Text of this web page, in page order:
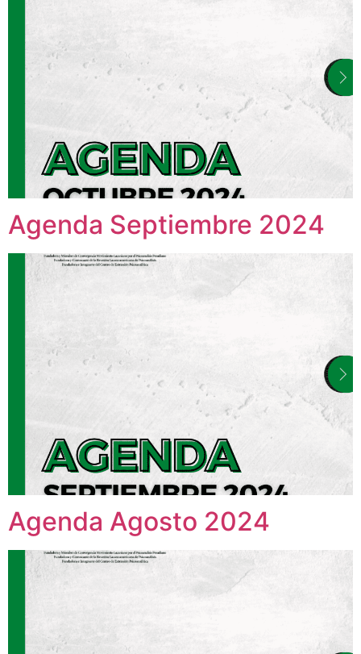
Agenda Septiembre 2024
Agenda Agosto 2024